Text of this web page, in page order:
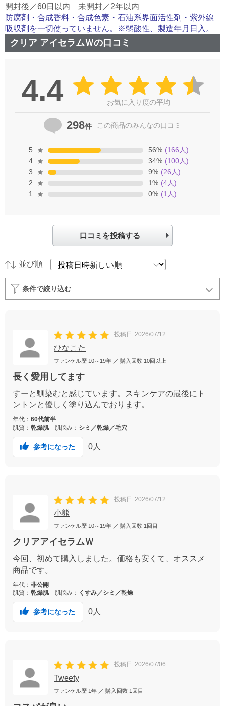
開封後／60日以内 未開封／2年以内
防腐剤・合成香料・合成色素・石油系界面活性剤・紫外線
吸収剤を一切使っていません。※弱酸性、製造年月日入。
クリア アイセラムＷの口コミ
4.4 お気に入り度の平均
298件 この商品のみんなの口コミ
5 56% (166人)
4
34% (100人)
3
9% (26人)
2
1% (4人)
1
0% (1人)
口コミを投稿する
並び順
条件で絞り込む
投稿日 2026/07/12
ひなこた
ファンケル歴 10～19年 ／ 購入回数 10回以上
長く愛用してます
すーと馴染むと感じています。スキンケアの最後にト
ントンと優しく塗り込んでおります。
年代： 60代前半
肌質： 乾燥肌 肌悩み： シミ／乾燥／毛穴
参考になった 0 人
投稿日 2026/07/12
小熊
ファンケル歴 10～19年 ／ 購入回数 1回目
クリアアイセラムＷ
今回、初めて購入しました。価格も安くて、オススメ
商品です。
年代： 非公開
肌質： 乾燥肌 肌悩み： くすみ／シミ／乾燥
参考になった 0 人
投稿日 2026/07/06
Tweety
ファンケル歴 1年 ／ 購入回数 1回目